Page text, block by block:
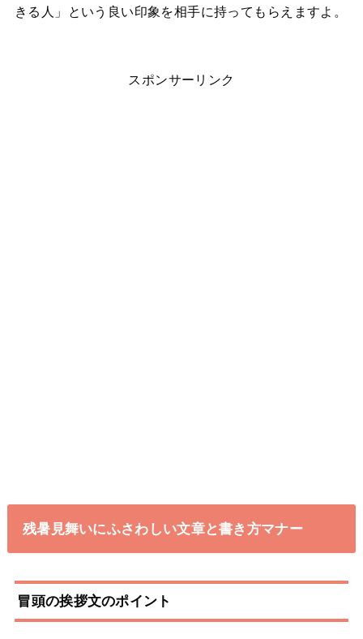
きる人」という良い印象を相手に持ってもらえますよ。
スポンサーリンク
残暑見舞いにふさわしい文章と書き方マナー
冒頭の挨拶文のポイント